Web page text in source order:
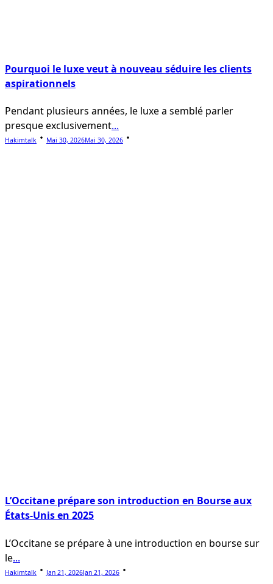
Pourquoi le luxe veut à nouveau séduire les clients
aspirationnels
Pendant plusieurs années, le luxe a semblé parler
presque exclusivement...
Hakimtalk Mai 30, 2026Mai 30, 2026
L’Occitane prépare son introduction en Bourse aux
États-Unis en 2025
L’Occitane se prépare à une introduction en bourse sur
le...
Hakimtalk Jan 21, 2026Jan 21, 2026